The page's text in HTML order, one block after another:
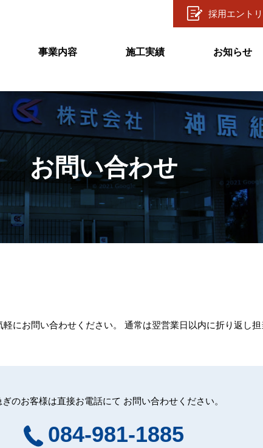
採用エント
事業内容 施工実績 お知らせ
お問い合わせ
にお問い合わせください。 通常は翌営業日以内に折り返し担
ぎのお客様は直接お電話にて お問い合わせください。
084-981-1885